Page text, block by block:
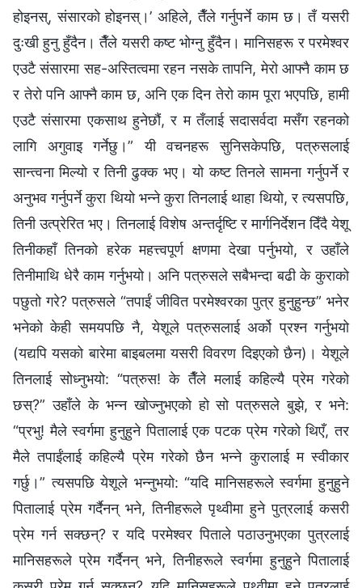
होइनस्, संसारको होइनस्।’ अहिले, तैँले गर्नुपर्ने काम छ। तँ यसरी
दुःखी हुनु हुँदैन। तैँले यसरी कष्ट भोग्‍नु हुँदैन। मानिसहरू र परमेश्‍वर
एउटै संसारमा सह-अस्तित्वमा रहन नसके तापनि, मेरो आफ्‍नै काम छ
र तेरो पनि आफ्‍नै काम छ, अनि एक दिन तेरो काम पूरा भएपछि, हामी
एउटै संसारमा एकसाथ हुनेछौं, र म तँलाई सदासर्वदा मसँग रहनको
लागि अगुवाइ गर्नेछु।” यी वचनहरू सुनिसकेपछि, पत्रुसलाई
सान्त्वना मिल्यो र तिनी ढुक्क भए। यो कष्ट तिनले सामना गर्नुपर्ने र
अनुभव गर्नुपर्ने कुरा थियो भन्‍ने कुरा तिनलाई थाहा थियो, र त्यसपछि,
तिनी उत्प्रेरित भए। तिनलाई विशेष अन्तर्दृष्टि र मार्गनिर्देशन दिँदै येशू
तिनीकहाँ तिनको हरेक महत्त्वपूर्ण क्षणमा देखा पर्नुभयो, र उहाँले
तिनीमाथि धेरै काम गर्नुभयो। अनि पत्रुसले सबैभन्दा बढी के कुराको
पछुतो गरे? पत्रुसले “तपाईं जीवित परमेश्‍वरका पुत्र हुनुहुन्छ” भनेर
भनेको केही समयपछि नै, येशूले पत्रुसलाई अर्को प्रश्‍न गर्नुभयो
(यद्यपि यसको बारेमा बाइबलमा यसरी विवरण दिइएको छैन)। येशूले
तिनलाई सोध्‍नुभयो: “पत्रुस! के तैँले मलाई कहिल्यै प्रेम गरेको
छस्?” उहाँले के भन्‍न खोज्‍नुभएको हो सो पत्रुसले बुझे, र भने:
“प्रभु! मैले स्वर्गमा हुनुहुने पितालाई एक पटक प्रेम गरेको थिएँ, तर
मैले तपाईंलाई कहिल्यै प्रेम गरेको छैन भन्‍ने कुरालाई म स्वीकार
गर्छु।” त्यसपछि येशूले भन्‍नुभयो: “यदि मानिसहरूले स्वर्गमा हुनुहुने
पितालाई प्रेम गर्दैनन् भने, तिनीहरूले पृथ्वीमा हुने पुत्रलाई कसरी
प्रेम गर्न सक्छन्? र यदि परमेश्‍वर पिताले पठाउनुभएका पुत्रलाई
मानिसहरूले प्रेम गर्दैनन् भने, तिनीहरूले स्वर्गमा हुनुहुने पितालाई